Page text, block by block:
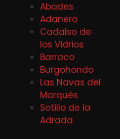
Abades
Adanero
Cadalso de
los Vidrios
Barraco
Burgohondo
Las Navas del
Marqués
Sotillo de la
Adrada